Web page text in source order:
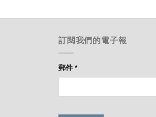
訂閱我們的電子報
郵件*